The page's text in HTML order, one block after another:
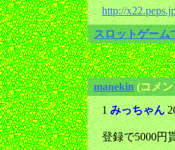
http://
スロットゲーム
manekin(コメン
1みっちゃん
登録で5000円